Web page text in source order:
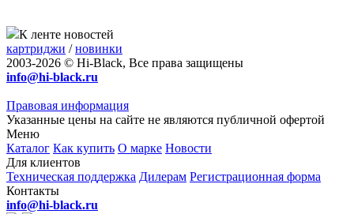
К ленте новостей
картриджи /новинки
2003-2026 © Hi-Black, Все права защищены
info@hi-black.ru
Правовая информация
Указанные цены на сайте не являются публичной офертой
Меню
Каталог Как купить О марке Новости
Для клиентов
Техническая поддержка Дилерам Регистрационная форма
Контакты
info@hi-black.ru